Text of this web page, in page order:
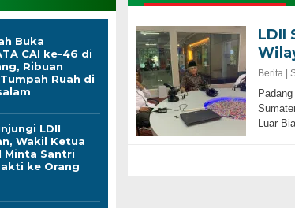
Buka
CAI ke-46 di
Ribuan
Ruah di
LDII
Wakil Ketua
Minta Santri
ke Orang
LDII
Berita |
Luar